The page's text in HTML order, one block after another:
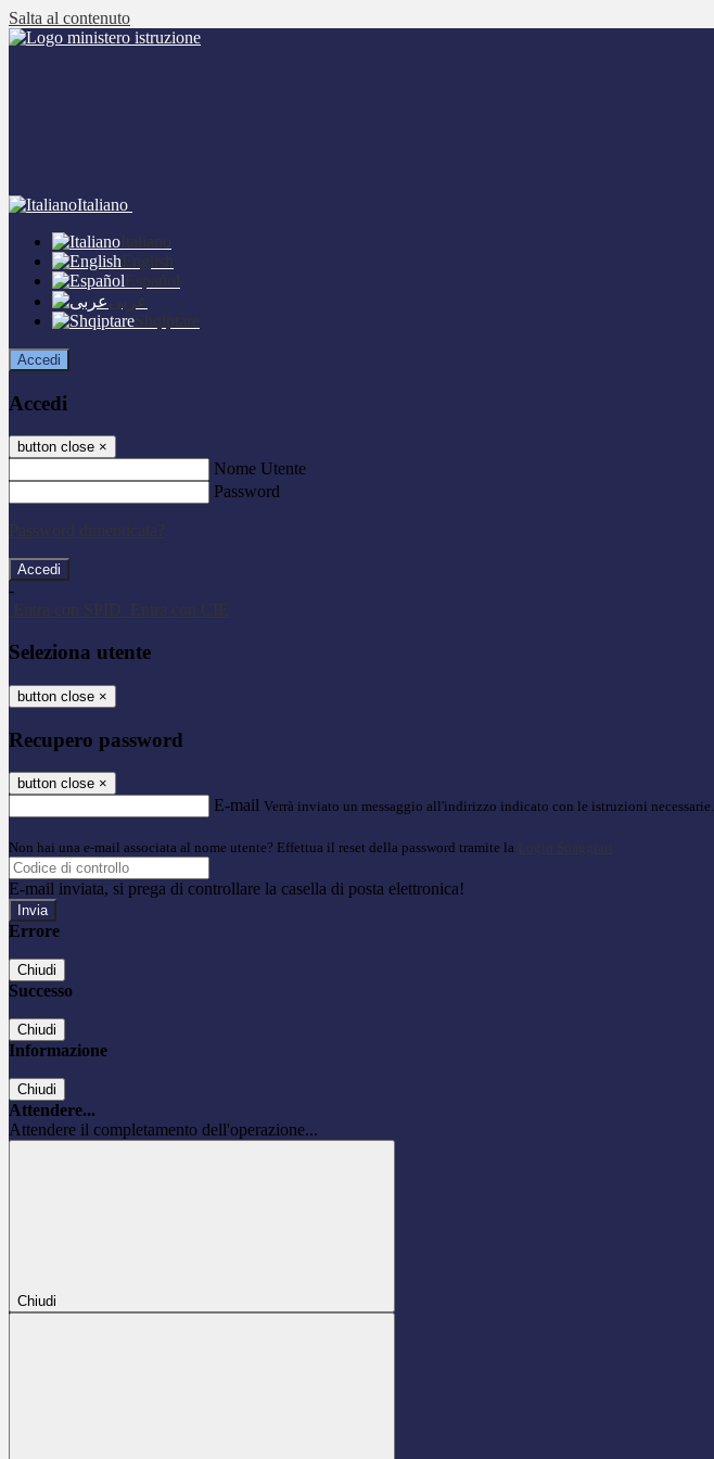
Salta al contenuto
Italiano
Italiano
English
Español
عربى
Shqiptare
Accedi
Accedi
button close ×
Nome Utente
Password
Password dimenticata?
-
Entra con SPID
Entra con CIE
Seleziona utente
button close ×
Recupero password
button close ×
E-mail Verrà inviato un messaggio all'indirizzo indicato con le istruzioni necessarie.
Non hai una e-mail associata al nome utente? Effettua il reset della password tramite la Login Spaggiari
E-mail inviata, si prega di controllare la casella di posta elettronica!
Errore
Chiudi
Successo
Chiudi
Informazione
Chiudi
Attendere...
Attendere il completamento dell'operazione...
Chiudi